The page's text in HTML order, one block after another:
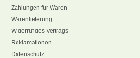
Zahlungen für Waren
Warenlieferung
Widerruf des Vertrags
Reklamationen
Datenschutz